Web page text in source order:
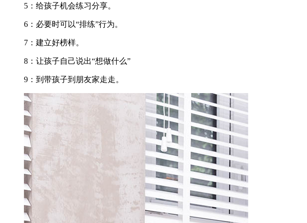
5：给孩子机会练习分享。
6：必要时可以“排练”行为。
7：建立好榜样。
8：让孩子自己说出“想做什么”
9：到带孩子到朋友家走走。